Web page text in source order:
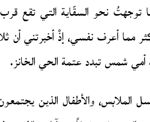
نحو السقّاية التي تقع قرب
أعرف نفسي، إذْ أخبرتني أن
أمي شمس تبدد عتمة الحي الخانز.
الملابس، والأطفال الذين